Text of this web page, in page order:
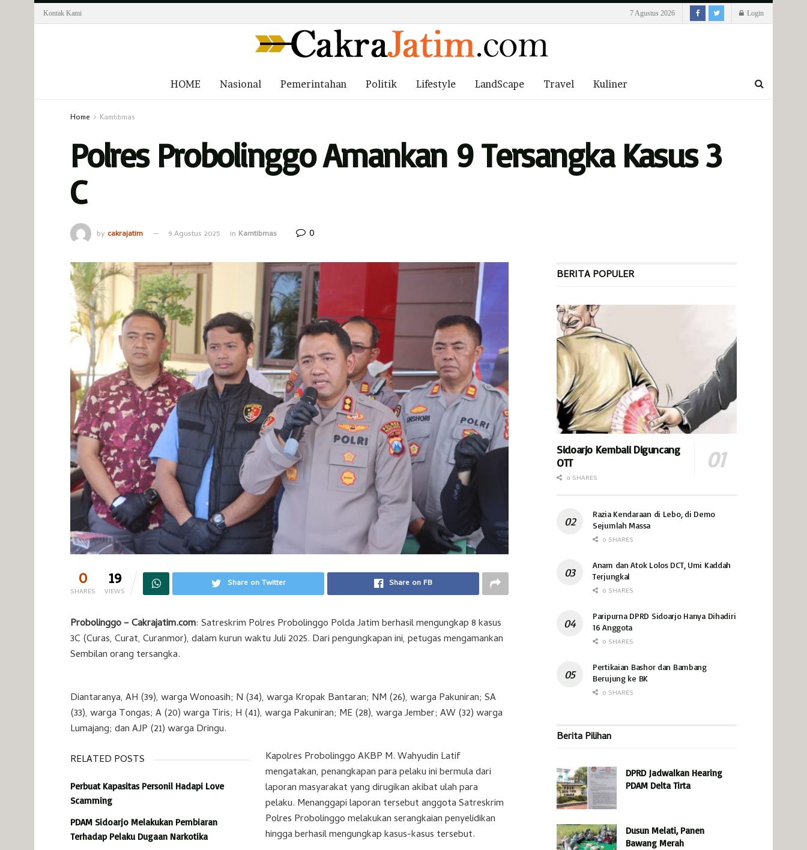
Kontak Kami 7 Agustus 2026 Login
HOME Nasional Pemerintahan Politik Lifestyle LandScape Travel Kuliner
Home Kamtibmas
Polres Probolinggo Amankan 9 Tersangka Kasus 3
C
by cakrajatim 9 Agustus 2025 in Kamtibmas 0
0
SHARES 19
VIEWS
Share on Twitter Share on FB
Probolinggo – Cakrajatim.com: Satreskrim Polres Probolinggo Polda Jatim berhasil mengungkap 8 kasus
3C (Curas, Curat, Curanmor), dalam kurun waktu Juli 2025. Dari pengungkapan ini, petugas mengamankan
Sembilan orang tersangka.
Diantaranya, AH (39), warga Wonoasih; N (34), warga Kropak Bantaran; NM (26), warga Pakuniran; SA
(33), warga Tongas; A (20) warga Tiris; H (41), warga Pakuniran; ME (28), warga Jember; AW (32) warga
Lumajang; dan AJP (21) warga Dringu.
RELATED POSTS
Perbuat Kapasitas Personil Hadapi Love
Scamming
PDAM Sidoarjo Melakukan Pembiaran
Terhadap Pelaku Dugaan Narkotika
Kapolres Probolinggo AKBP M. Wahyudin Latif
mengatakan, penangkapan para pelaku ini bermula dari
laporan masyarakat yang dirugikan akibat ulah para
pelaku. Menanggapi laporan tersebut anggota Satreskrim
Polres Probolinggo melakukan serangkaian penyelidikan
hingga berhasil mengungkap kasus-kasus tersebut.
BERITA POPULER
Sidoarjo Kembali Diguncang
OTT
0 SHARES
Razia Kendaraan di Lebo, di Demo
Sejumlah Massa
0 SHARES
Anam dan Atok Lolos DCT, Umi Kaddah
Terjungkal
0 SHARES
Paripurna DPRD Sidoarjo Hanya Dihadiri
16 Anggota
0 SHARES
Pertikaian Bashor dan Bambang
Berujung ke BK
0 SHARES
Berita Pilihan
DPRD Jadwalkan Hearing
PDAM Delta Tirta
Dusun Melati, Panen
Bawang Merah